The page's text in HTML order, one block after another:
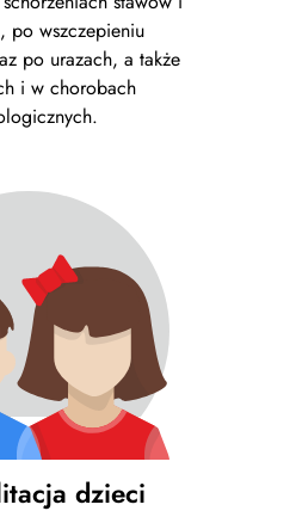
po wszczepieniu
po urazach, a także
i w chorobach
dzieci